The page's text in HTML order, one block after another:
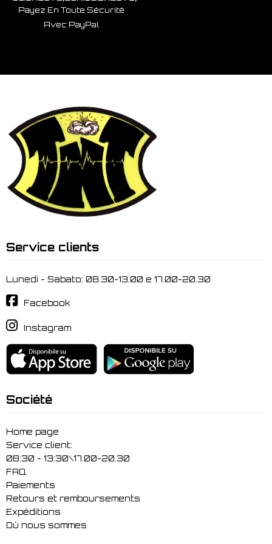
Payez En Toute Sécurité
Avec PayPal
Service clients
Lunedi - Sabato: 08.30-13.00 e 17.00-20.30
Facebook
Instagram
Société
Home page
Service client:
08:30 - 13:30\17.00-20.30
FAQ
Paiements
Retours et remboursements
Expéditions
Où nous sommes